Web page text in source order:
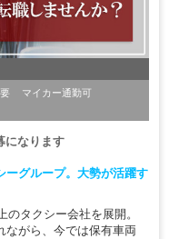
マイカー通勤可
になります
ーグループ。大勢が活躍す
タクシー会社を展開。
ながら、今では保有車両